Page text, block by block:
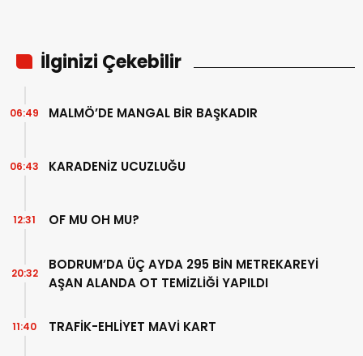
İlginizi Çekebilir
MALMÖ’DE MANGAL BİR BAŞKADIR
06:49
KARADENİZ UCUZLUĞU
06:43
OF MU OH MU?
12:31
BODRUM’DA ÜÇ AYDA 295 BİN METREKAREYİ
AŞAN ALANDA OT TEMİZLİĞİ YAPILDI
20:32
TRAFİK-EHLİYET MAVİ KART
11:40